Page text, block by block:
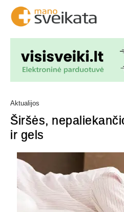
Aktualijos
Širšės,
ir gels